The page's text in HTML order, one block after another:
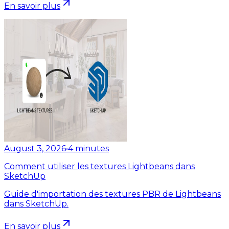
En savoir plus
August 3, 2026•4 minutes
Comment utiliser les textures Lightbeans dans
SketchUp
Guide d'importation des textures PBR de Lightbeans
dans SketchUp.
En savoir plus